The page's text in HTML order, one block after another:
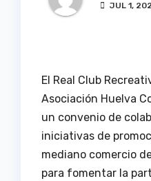
JUL 1,
El Real Club
Asociación Huelva
un convenio de
iniciativas de
mediano comercio
para fomentar la